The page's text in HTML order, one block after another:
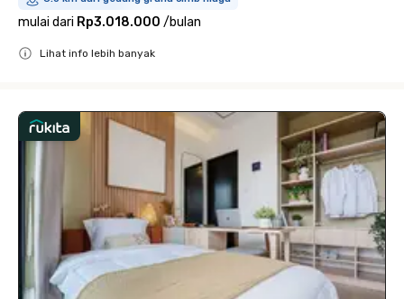
mulai dari Rp3.018.000 /bulan
Lihat info lebih banyak